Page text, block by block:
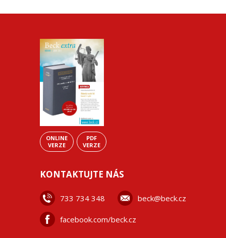
ONLINE
VERZE
PDF
VERZE
KONTAKTUJTE NÁS
733 734 348 beck@beck.cz
facebook.com/beck.cz